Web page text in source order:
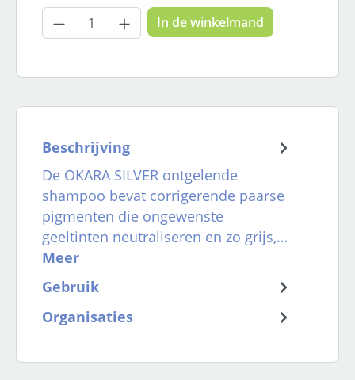
Producthoeveelheid: Voer de
In de winkelmand
Beschrijving
De OKARA SILVER ontgelende
shampoo bevat corrigerende paarse
pigmenten die ongewenste
geeltinten neutraliseren en zo grijs,…
Meer
Gebruik
Organisaties